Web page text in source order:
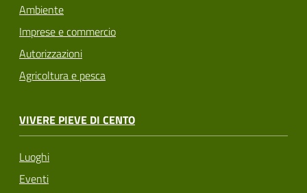
Ambiente
Imprese e commercio
Autorizzazioni
Agricoltura e pesca
VIVERE PIEVE DI CENTO
Luoghi
Eventi